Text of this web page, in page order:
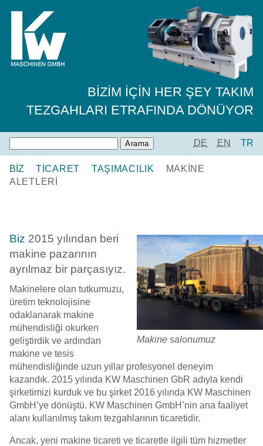
BIZIM IÇIN HER ŞEY TAKIM
TEZGAHLARI ETRAFINDA DÖNÜYOR
DE EN TR
BIZ TICARET TAŞIMACILIK
MAKINE
ALETLERI
Makine salonumuz
Biz 2015 yılından beri
makine pazarının
ayrılmaz bir parçasıyız.
Makinelere olan tutkumuzu,
üretim teknolojisine
odaklanarak makine
mühendisliği okurken
geliştirdik ve ardından
makine ve tesis
mühendisliğinde uzun yıllar profesyonel deneyim
kazandık. 2015 yılında KW Maschinen GbR adıyla kendi
şirketimizi kurduk ve bu şirket 2016 yılında KW Maschinen
GmbH’ye dönüştü. KW Maschinen GmbH’nin ana faaliyet
alanı kullanılmış takım tezgahlarının ticaretidir.
Ancak, yeni makine ticareti ve ticaretle ilgili tüm hizmetler